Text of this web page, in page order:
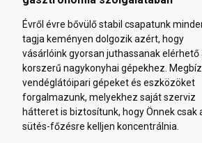
Évről évre bővülő stabil csapatunk
tagja keményen dolgozik azért, hogy
vásárlóink gyorsan juthassanak elérhető
korszerű nagykonyhai gépekhez.
vendéglátóipari gépeket és eszközöket
forgalmazunk, melyekhez saját szerviz
hátteret is biztosítunk, hogy Önnek csak
sütés-főzésre kelljen koncentrálnia.